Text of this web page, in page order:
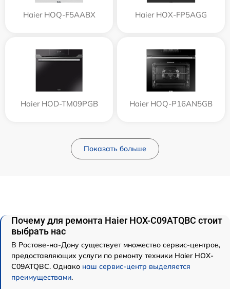
Haier HOQ-F5AABX Haier HOX-FP5AGG
Haier HOD-TM09PGB Haier HOQ-P16AN5GB
Показать больше
Почему для ремонта Haier HOX-C09ATQBC стоит
выбрать нас
В Ростове-на-Дону существует множество сервис-центров,
предоставляющих услуги по ремонту техники Haier HOX-
C09ATQBC. Однако наш сервис-центр выделяется
преимуществами.